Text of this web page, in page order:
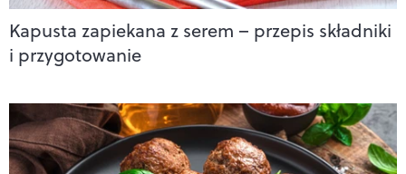
Kapusta zapiekana z serem – przepis składniki
i przygotowanie